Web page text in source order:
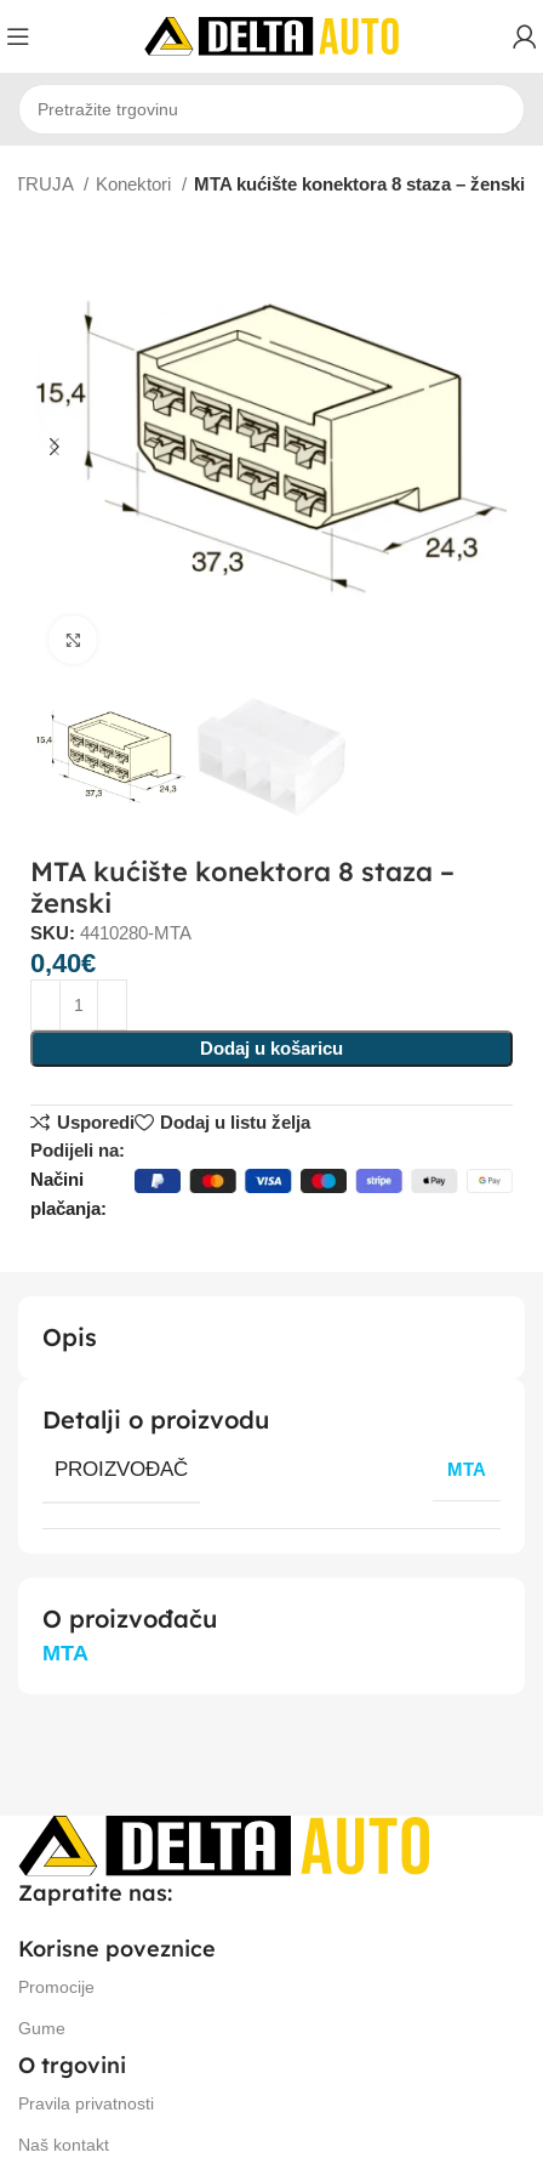
STRUJA Konektori MTA kućište konektora 8 staza – ženski
MTA kućište konektora 8 staza –
ženski
SKU:4410280-MTA
0,40€
Dodaj u košaricu
Usporedi
Dodaj u listu želja
Podijeli na:
Načini
plačanja:
Opis
Detalji o proizvodu
PROIZVOĐAČ MTA
O proizvođaču
MTA
Zapratite nas:
Korisne poveznice
Promocije
Gume
O trgovini
Pravila privatnosti
Naš kontakt